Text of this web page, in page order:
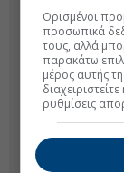
Ορισμένοι
προσωπικά
τους, αλλά
παρακάτω
μέρος αυτής
ρυθμίσεις